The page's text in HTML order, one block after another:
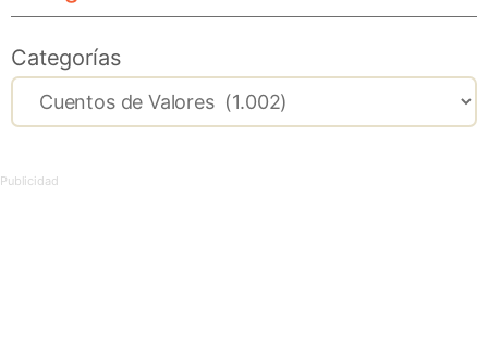
Categorías